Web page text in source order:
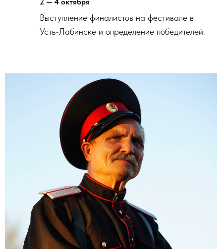
Выступление финалистов на фестивале в
Усть-Лабинске и определение победителей.